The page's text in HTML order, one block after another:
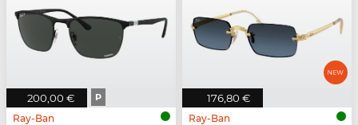
200,00 € P
Ray-Ban
176,80 €
Ray-Ban